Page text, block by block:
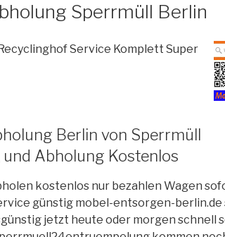
Sperrmüll Berlin
Service Komplett Super
Berlin von Sperrmüll
Abholung Kostenlos
kostenlos nur bezahlen Wagen
günstig mobel-entsorgen-berlin.de
jetzt heute oder morgen schnell